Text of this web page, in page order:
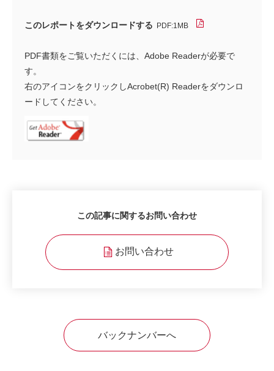
このレポートをダウンロードする PDF:1MB
PDF書類をご覧いただくには、Adobe Readerが必要で
す。
右のアイコンをクリックしAcrobet(R) Readerをダウンロ
ードしてください。
この記事に関するお問い合わせ
お問い合わせ
バックナンバーへ